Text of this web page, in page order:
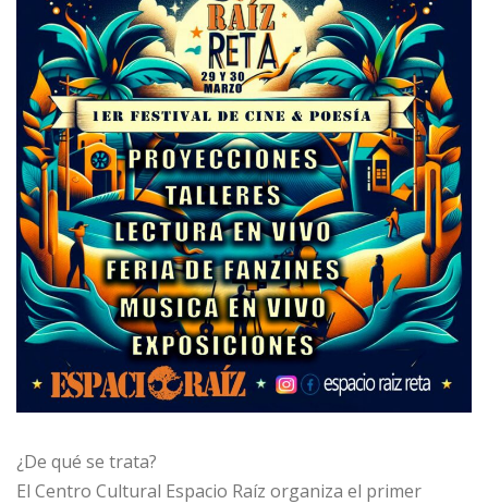
¿De qué se trata?
El Centro Cultural Espacio Raíz organiza el primer